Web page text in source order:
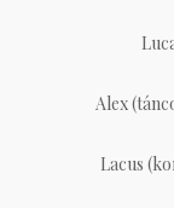
Alex
Lacus